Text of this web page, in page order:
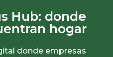
Hub: donde
hogar
donde empresas